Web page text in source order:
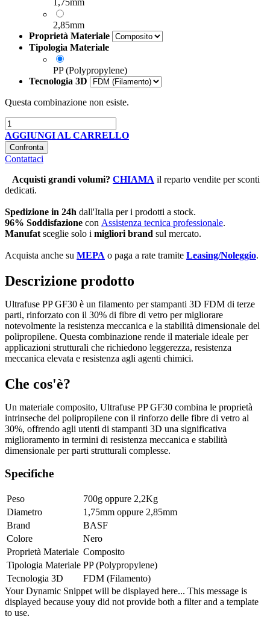
2,85mm
Proprietà Materiale
Tipologia Materiale
PP (Polypropylene)
Tecnologia 3D
Questa combinazione non esiste.
AGGIUNGI AL CARRELLO
Confronta
Contattaci
Acquisti grandi volumi? CHIAMA il reparto vendite per sconti
dedicati.
Spedizione in 24h dall'Italia per i prodotti a stock.
96% Soddisfazione con Assistenza tecnica professionale.
Manufat sceglie solo i migliori brand sul mercato.
Acquista anche su MEPA o paga a rate tramite Leasing/Noleggio.
Descrizione prodotto
Ultrafuse PP GF30 è un filamento per stampanti 3D FDM di terze
parti, rinforzato con il 30% di fibre di vetro per migliorare
notevolmente la resistenza meccanica e la stabilità dimensionale del
polipropilene. Questa combinazione rende il materiale ideale per
applicazioni strutturali che richiedono leggerezza, resistenza
meccanica elevata e resistenza agli agenti chimici.
Che cos'è?
Un materiale composito, Ultrafuse PP GF30 combina le proprietà
intrinseche del polipropilene con il rinforzo delle fibre di vetro al
30%, offrendo agli utenti di stampanti 3D una significativa
miglioramento in termini di resistenza meccanica e stabilità
dimensionale per parti strutturali complesse.
Specifiche
Peso 700g oppure 2,2Kg
Diametro
1,75mm oppure 2,85mm
Brand
BASF
Colore
Nero
Proprietà Materiale Composito
Tipologia Materiale PP (Polypropylene)
Tecnologia 3D
FDM (Filamento)
Your Dynamic Snippet will be displayed here... This message is
displayed because youy did not provide both a filter and a template
to use.